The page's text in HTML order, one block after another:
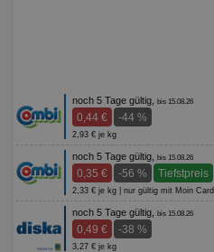
noch 5 Tage gültig, bis 15.08.26
0,44 € -44 %
2,93 € je kg
noch 5 Tage gültig, bis 15.08.26
0,35 € -56 % Tiefstpreis
2,33 € je kg | nur gültig mit Moin Card
noch 5 Tage gültig, bis 15.08.26
0,49 € -38 %
3,27 € je kg